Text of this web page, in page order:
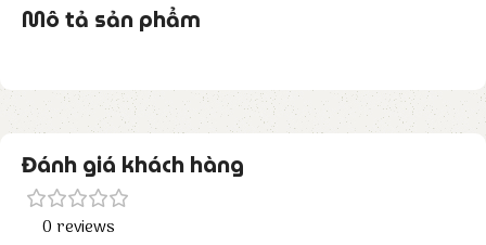
Mô tả sản phẩm
Đánh giá khách hàng
0 reviews